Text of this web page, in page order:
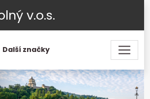
v.o.s.
Další značky